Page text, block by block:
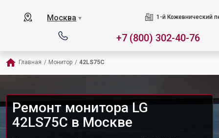
Москва ▼ 1-й Кожевнический
+7 (800) 302-40-76
Главная / Монитор / 42LS75C
Ремонт монитора LG
42LS75C в Москве